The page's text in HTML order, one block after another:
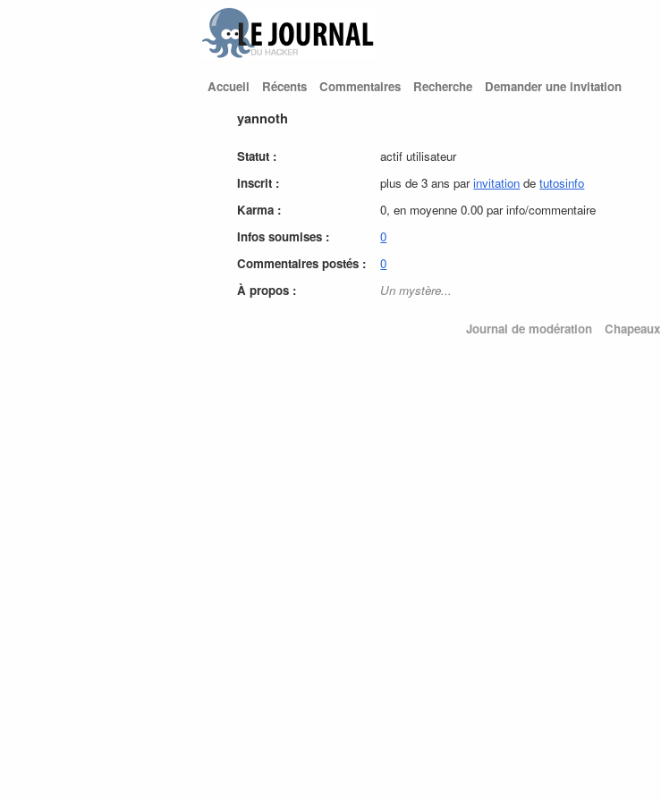
Accueil Récents Commentaires Recherche Demander une invitation
yannoth
Statut :
actif utilisateur
Inscrit :
plus de 3 ans parinvitation detutosinfo
Karma :
0, en moyenne 0.00 par info/commentaire
Infos soumises :
0
Commentaires postés :
0
À propos :
Un mystère...
Journal de modération Chapeaux